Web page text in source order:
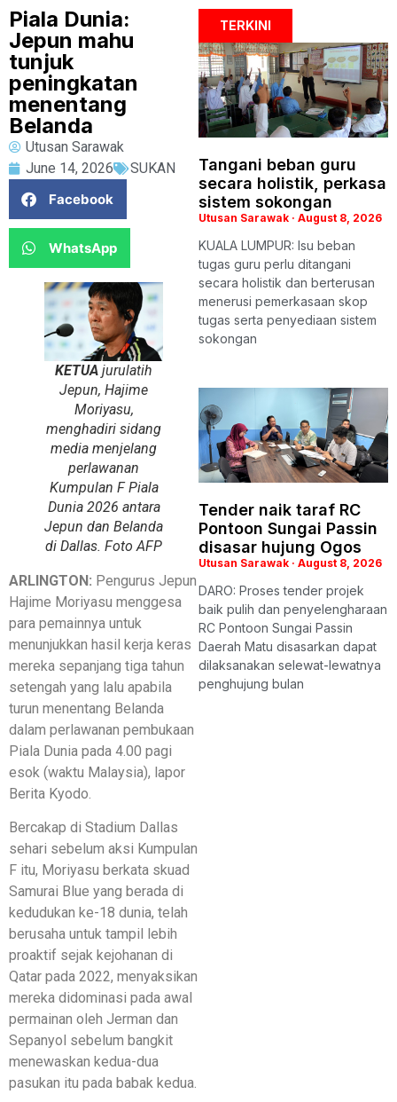
Piala Dunia:
Jepun mahu
tunjuk
peningkatan
menentang
Belanda
Utusan Sarawak
June 14, 2026
SUKAN
Facebook
WhatsApp
KETUA jurulatih
Jepun, Hajime
Moriyasu,
menghadiri sidang
media menjelang
perlawanan
Kumpulan F Piala
Dunia 2026 antara
Jepun dan Belanda
di Dallas. Foto AFP
ARLINGTON: Pengurus Jepun
Hajime Moriyasu menggesa
para pemainnya untuk
menunjukkan hasil kerja keras
mereka sepanjang tiga tahun
setengah yang lalu apabila
turun menentang Belanda
dalam perlawanan pembukaan
Piala Dunia pada 4.00 pagi
esok (waktu Malaysia), lapor
Berita Kyodo.
Bercakap di Stadium Dallas
sehari sebelum aksi Kumpulan
F itu, Moriyasu berkata skuad
Samurai Blue yang berada di
kedudukan ke-18 dunia, telah
berusaha untuk tampil lebih
proaktif sejak kejohanan di
Qatar pada 2022, menyaksikan
mereka didominasi pada awal
permainan oleh Jerman dan
Sepanyol sebelum bangkit
menewaskan kedua-dua
pasukan itu pada babak kedua.
TERKINI
Tangani beban guru
secara holistik, perkasa
sistem sokongan
Utusan Sarawak August 8, 2026
KUALA LUMPUR: Isu beban
tugas guru perlu ditangani
secara holistik dan berterusan
menerusi pemerkasaan skop
tugas serta penyediaan sistem
sokongan
Tender naik taraf RC
Pontoon Sungai Passin
disasar hujung Ogos
Utusan Sarawak August 8, 2026
DARO: Proses tender projek
baik pulih dan penyelengharaan
RC Pontoon Sungai Passin
Daerah Matu disasarkan dapat
dilaksanakan selewat-lewatnya
penghujung bulan